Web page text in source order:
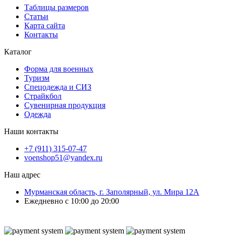
Таблицы размеров
Статьи
Карта сайта
Контакты
Каталог
Форма для военных
Туризм
Спецодежда и СИЗ
Страйкбол
Сувенирная продукция
Одежда
Наши контакты
+7 (911) 315-07-47
voenshop51@yandex.ru
Наш адрес
Мурманская область, г. Заполярный, ул. Мира 12А
Ежедневно с 10:00 до 20:00